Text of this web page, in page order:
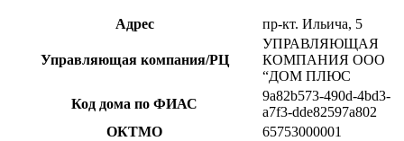
Адрес пр-кт. Ильича, 5
Управляющая компания/РЦ
УПРАВЛЯЮЩАЯ
КОМПАНИЯ ООО
“ДОМ ПЛЮС
Код дома по ФИАС
9a82b573-490d-4bd3-
a7f3-dde82597a802
ОКТМО
65753000001